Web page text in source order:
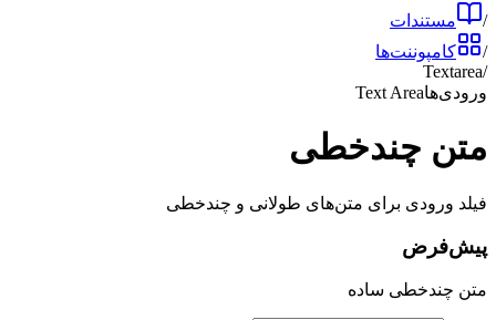
/
مستندات
/
کامپوننت‌ها
/
Textarea
ورودی‌هاText Area
متن چندخطی
فیلد ورودی برای متن‌های طولانی و چندخطی
پیش‌فرض
متن چندخطی ساده